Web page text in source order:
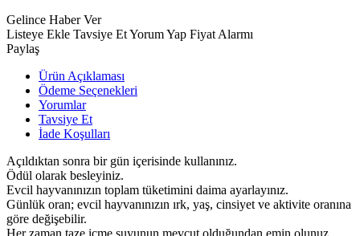
Gelince Haber Ver
Listeye Ekle Tavsiye EtYorum Yap Fiyat Alarmı
Paylaş
Ürün Açıklaması
Ödeme Seçenekleri
Yorumlar
Tavsiye Et
İade Koşulları
Açıldıktan sonra bir gün içerisinde kullanınız.
Ödül olarak besleyiniz.
Evcil hayvanınızın toplam tüketimini daima ayarlayınız.
Günlük oran; evcil hayvanınızın ırk, yaş, cinsiyet ve aktivite oranına
göre değişebilir.
Her zaman taze içme suyunun mevcut olduğundan emin olunuz.